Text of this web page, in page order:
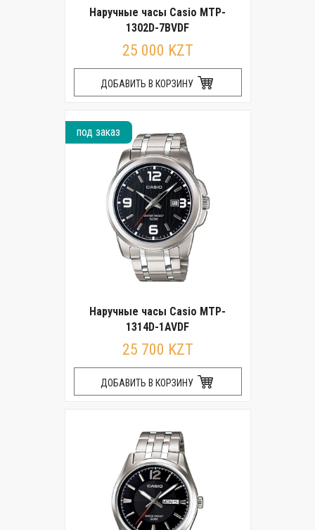
Наручные часы Casio MTP-
1302D-7BVDF
25 000 KZT
ДОБАВИТЬ В КОРЗИНУ
под заказ
Наручные часы Casio MTP-
1314D-1AVDF
25 700 KZT
ДОБАВИТЬ В КОРЗИНУ